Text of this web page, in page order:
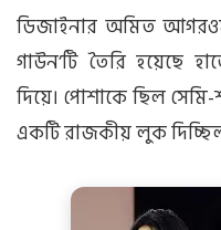
ডিজাইনার অমিত
গাউন’টি তৈরি হয়েছে
দিয়ে। পোশাকে ছিল
একটি রাজকীয় লুক